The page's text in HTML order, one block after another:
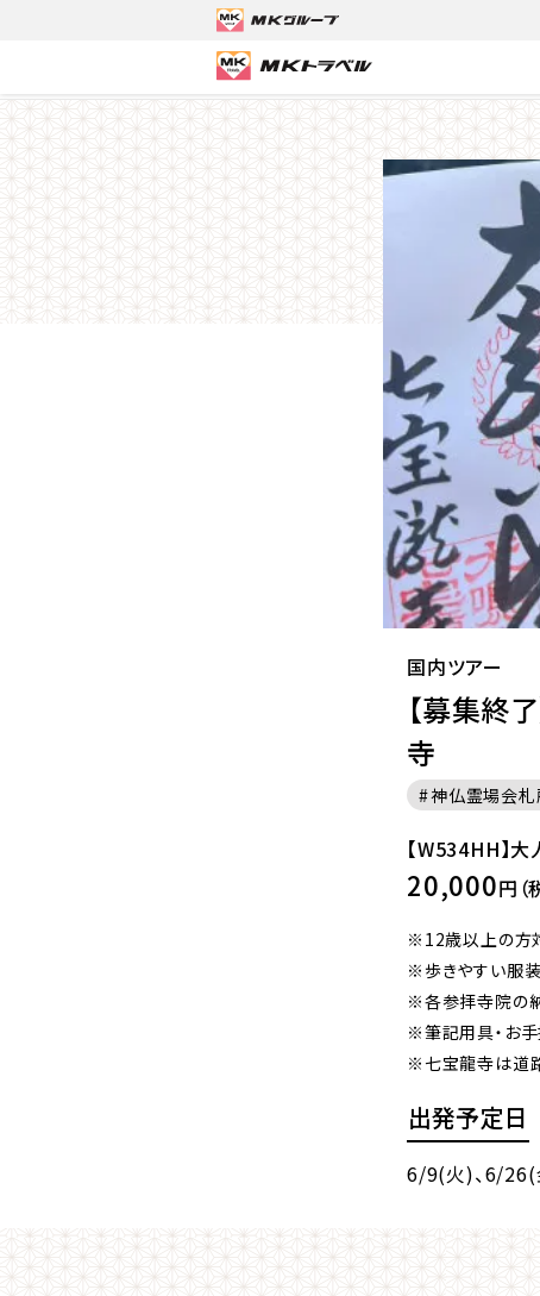
MKトラベルTOP 国内ツアー
国内ツアー
【募集終
寺
神仏霊場会札
【W534HH】
20,000円（
※12歳以上の方
※歩きやすい服装
※各参拝寺院の
※筆記用具・お手
※七宝龍寺は道
出発予定日
6/9(火)、6/